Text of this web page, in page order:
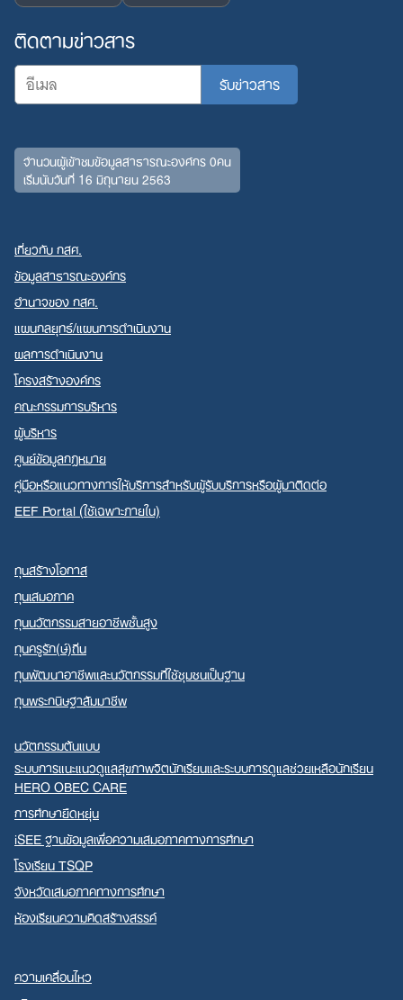
Search
for:
ติดตามข่าวสาร
จำนวนผู้เข้าชมข้อมูลสาธารณะองค์กร 0คน
เริ่มนับวันที่ 16 มิถุนายน 2563
เกี่ยวกับ กสศ.
ข้อมูลสาธารณะองค์กร
อำนาจของ กสศ.
แผนกลยุทธ์/แผนการดำเนินงาน
ผลการดำเนินงาน
โครงสร้างองค์กร
คณะกรรมการบริหาร
ผู้บริหาร
ศูนย์ข้อมูลกฎหมาย
คู่มือหรือแนวทางการให้บริการสำหรับผู้รับบริการหรือผู้มาติดต่อ
EEF Portal (ใช้เฉพาะภายใน)
ทุนสร้างโอกาส
ทุนเสมอภาค
ทุนนวัตกรรมสายอาชีพชั้นสูง
ทุนครูรัก(ษ์)ถิ่น
ทุนพัฒนาอาชีพและนวัตกรรมที่ใช้ชุมชนเป็นฐาน
ทุนพระกนิษฐาสัมมาชีพ
นวัตกรรมต้นแบบ
ระบบการแนะแนวดูแลสุขภาพจิตนักเรียนและระบบการดูแลช่วยเหลือนักเรียน
HERO OBEC CARE
การศึกษายืดหยุ่น
iSEE ฐานข้อมูลเพื่อความเสมอภาคทางการศึกษา
โรงเรียน TSQP
จังหวัดเสมอภาคทางการศึกษา
ห้องเรียนความคิดสร้างสรรค์
ความเคลื่อนไหว